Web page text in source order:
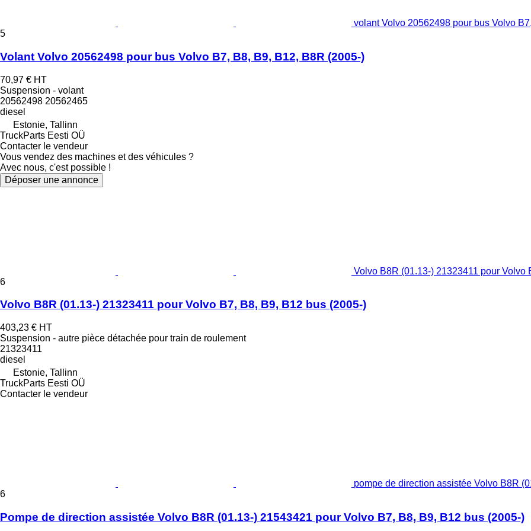
volant Volvo 20562498 pour bus Volvo
5
Volant Volvo 20562498 pour bus Volvo B7, B8, B9, B12, B8R (2005-)
70,97 € HT
Suspension - volant
20562498 20562465
diesel
Estonie, Tallinn
TruckParts Eesti OÜ
Contacter le vendeur
Vous vendez des machines et des véhicules ?
Avec nous, c'est possible !
Déposer une annonce
Volvo B8R (01.13-) 21323411 pour Volvo
6
Volvo B8R (01.13-) 21323411 pour Volvo B7, B8, B9, B12 bus (2005-)
403,23 € HT
Suspension - autre pièce détachée pour train de roulement
21323411
diesel
Estonie, Tallinn
TruckParts Eesti OÜ
Contacter le vendeur
pompe de direction assistée Volvo B8R
6
Pompe de direction assistée Volvo B8R (01.13-) 21543421 pour Volvo B7, B8, B9, B12 bus (2005-)